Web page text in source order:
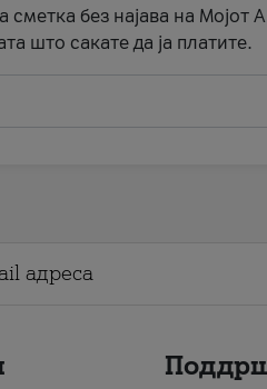
сметка без најава на Мојот
што сакате да ја платите.